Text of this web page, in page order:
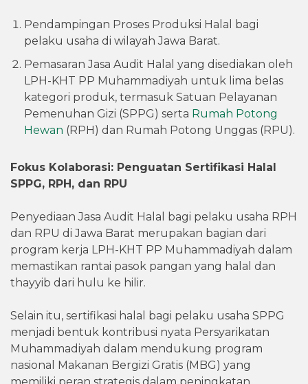
Pendampingan Proses Produksi Halal bagi
pelaku usaha di wilayah Jawa Barat.
Pemasaran Jasa Audit Halal yang disediakan oleh
LPH-KHT PP Muhammadiyah untuk lima belas
kategori produk, termasuk Satuan Pelayanan
Pemenuhan Gizi (SPPG) serta Rumah Potong
Hewan (RPH) dan Rumah Potong Unggas (RPU).
Fokus Kolaborasi: Penguatan Sertifikasi Halal
SPPG, RPH, dan RPU
Penyediaan Jasa Audit Halal bagi pelaku usaha RPH
dan RPU di Jawa Barat merupakan bagian dari
program kerja LPH-KHT PP Muhammadiyah dalam
memastikan rantai pasok pangan yang halal dan
thayyib dari hulu ke hilir.
Selain itu, sertifikasi halal bagi pelaku usaha SPPG
menjadi bentuk kontribusi nyata Persyarikatan
Muhammadiyah dalam mendukung program
nasional Makanan Bergizi Gratis (MBG) yang